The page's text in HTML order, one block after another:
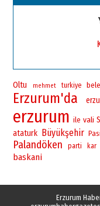
Oltu mehmet turkiye
Erzurum'da
erzurum ile vali
ataturk Büyükşehir
Palandöken parti kar
baskani
Erzurum